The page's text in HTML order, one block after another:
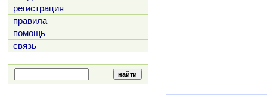
регистрация
правила
помощь
связь